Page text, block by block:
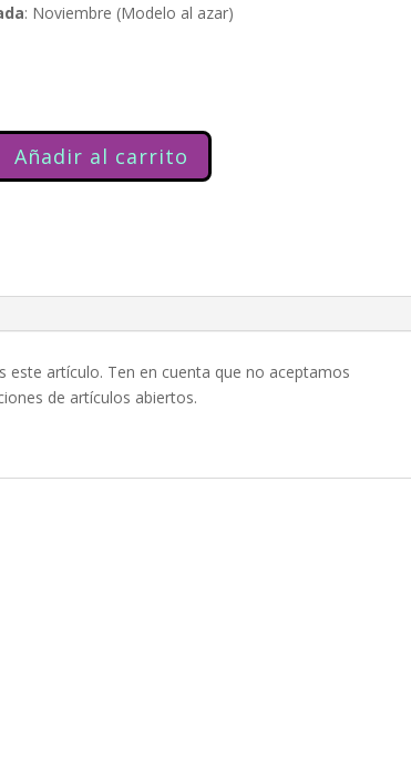
: Noviembre (Modelo al azar)
Añadir al carrito
este artículo. Ten en cuenta que no aceptamos
de artículos abiertos.